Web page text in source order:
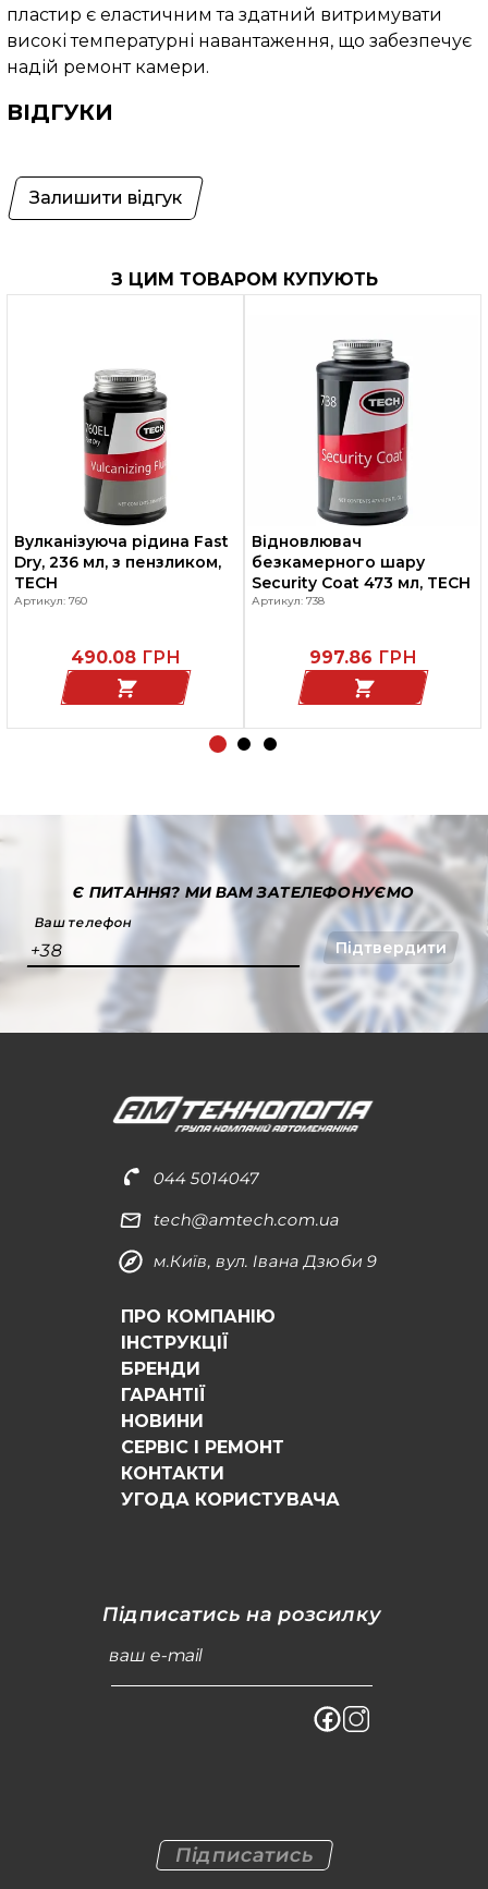
пластир є еластичним та здатний витримувати
високі температурні навантаження, що забезпечує
надій ремонт камери.
ВІДГУКИ
Залишити відгук
З ЦИМ ТОВАРОМ КУПУЮТЬ
Вулканізуюча рідина Fast
Dry, 236 мл, з пензликом,
TECH
Артикул: 760
490.08 ГРН
Відновлювач
безкамерного шару
Security Coat 473 мл, TECH
Артикул: 738
997.86 ГРН
Є ПИТАННЯ?МИ ВАМ ЗАТЕЛЕФОНУЄМО
Ваш телефон
+38 Підтвердити
044 5014047
tech@amtech.com.ua
м.Київ, вул. Івана Дзюби 9
ПРО КОМПАНІЮ
ІНСТРУКЦІЇ
БРЕНДИ
ГАРАНТІЇ
НОВИНИ
СЕРВІС І РЕМОНТ
КОНТАКТИ
УГОДА КОРИСТУВАЧА
Підписатись на розсилку
ваш e-mail
Підписатись